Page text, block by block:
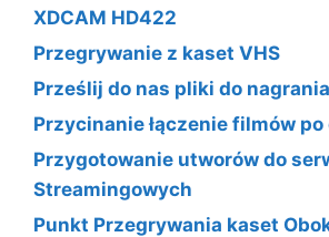
XDCAM HD422
Przegrywanie z kaset VHS
Prześlij do nas pliki do nagrania
Przycinanie łączenie filmów
Przygotowanie utworów do
Streamingowych
Punkt Przegrywania kaset